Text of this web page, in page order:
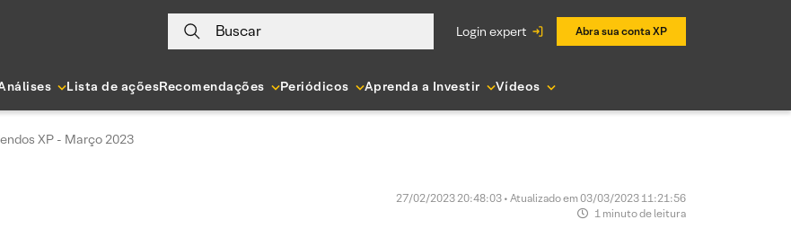
Buscar login expert Abra sua conta XP
Lista de açõesRecomendações Periódicos Aprenda a Investir Vídeos
XP - Março 2023
27/02/2023 20:48:03 • Atualizado em 03/03/2023 11:21:56
1 minuto de leitura